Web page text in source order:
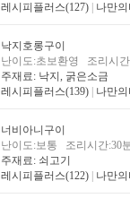
레시피플러스(127)
나만
낙지호롱구이
난이도:초보환영 조리시
주재료: 낙지, 굵은소금
레시피플러스(139)
나만
너비아니구이
난이도:보통 조리시간:30
주재료: 쇠고기
레시피플러스(122)
나만